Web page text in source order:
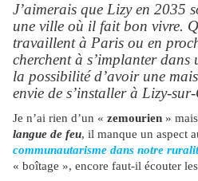
J’aimerais que Lizy en 2035
une ville où il fait bon vivre.
travaillent à Paris ou en
cherchent à s’implanter dans
la possibilité d’avoir une
envie de s’installer à Lizy-
Je n’ai rien d’un « zemourien » mais
langue de feu, il manque un aspect
communautarisme dans notre
« boîtage », encore faut-il écouter